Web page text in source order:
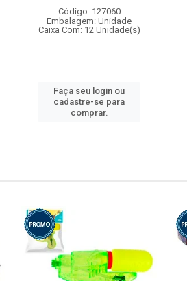
Código: 127060
Embalagem: Unidade
Caixa Com: 12 Unidade(s)
Faça seu login ou
cadastre-se para
comprar.